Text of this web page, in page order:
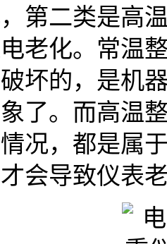
第二类是高
老化。常温
坏的，是机
了。而高温
况，都是属
会导致仪表